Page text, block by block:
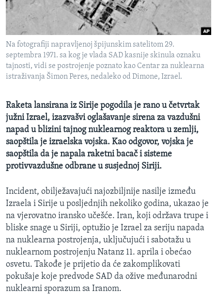
MAGAZIN
O GLASU AMERIKE
Learning English
PRATITE NAS
Jezici
Na fotografiji napravljenoj špijunskim satelitom 29.
septembra 1971. sa kog je vlada SAD kasnije skinula oznaku
tajnosti, vidi se postrojenje poznato kao Centar za nuklearna
istraživanja Šimon Peres, nedaleko od Dimone, Izrael.
Raketa lansirana iz Sirije pogodila je rano u četvrtak
južni Izrael, izazvašvi oglašavanje sirena za vazdušni
napad u blizini tajnog nuklearnog reaktora u zemlji,
saopštila je izraelska vojska. Kao odgovor, vojska je
saopštila da je napala raketni bacač i sisteme
protivvazdušne odbrane u susjednoj Siriji.
Incident, obilježavajući najozbiljnije nasilje između
Izraela i Sirije u posljednjih nekoliko godina, ukazao je
na vjerovatno iransko učešće. Iran, koji održava trupe i
bliske snage u Siriji, optužio je Izrael za seriju napada
na nuklearna postrojenja, uključujući i sabotažu u
nuklearnom postrojenju Natanz 11. aprila i obećao
osvetu. Takođe je prijetio da će zakomplikovati
pokušaje koje predvode SAD da ožive međunarodni
nuklearni sporazum sa Iranom.